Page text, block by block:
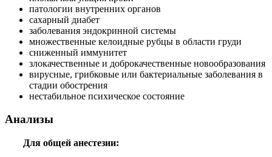
патологии внутренних органов
сахарный диабет
заболевания эндокринной системы
множественные келоидные рубцы в области груди
сниженный иммунитет
злокачественные и доброкачественные новообразования
вирусные, грибковые или бактериальные заболевания в
стадии обострения
нестабильное психическое состояние
Анализы
Для общей анестезии: